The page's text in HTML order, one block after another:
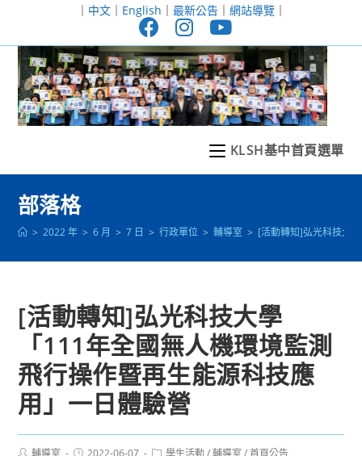
至
｜ 中文｜ English ｜ 最新公告｜ 網站導覽｜
KLSH基中首頁選單
部落格
> 2022 年 > 6 月 > 7 日 > 行政單位 > 輔導室 > [活動轉知]弘光科技大
[活動轉知]弘光科技大學
「111年全國無人機環境監測
飛行操作暨再生能源科技應
用」一日體驗營
Post輔導室
Post2022-06-07
Post學生活動 / 輔導室 / 首頁公告